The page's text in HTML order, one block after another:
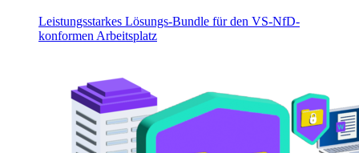
Leistungsstarkes Lösungs-Bundle für den VS-NfD-
konformen Arbeitsplatz